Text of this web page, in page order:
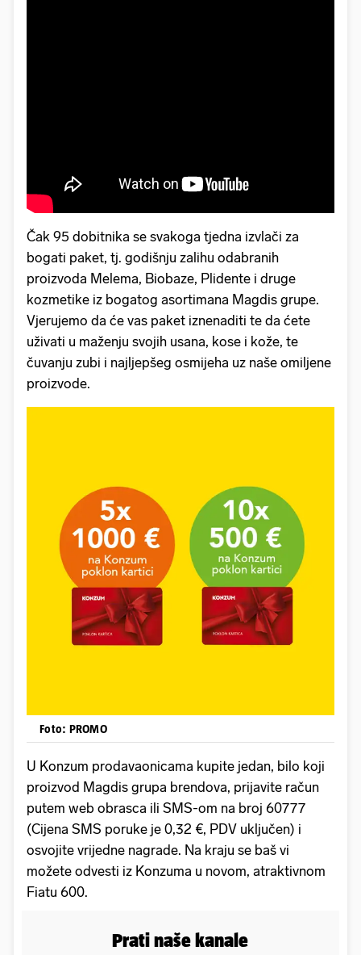
Čak 95 dobitnika se svakoga tjedna izvlači za
bogati paket, tj. godišnju zalihu odabranih
proizvoda Melema, Biobaze, Plidente i druge
kozmetike iz bogatog asortimana Magdis grupe.
Vjerujemo da će vas paket iznenaditi te da ćete
uživati u maženju svojih usana, kose i kože, te
čuvanju zubi i najljepšeg osmijeha uz naše omiljene
proizvode.
Foto: PROMO
U Konzum prodavaonicama kupite jedan, bilo koji
proizvod Magdis grupa brendova, prijavite račun
putem web obrasca ili SMS-om na broj 60777
(Cijena SMS poruke je 0,32 €, PDV uključen) i
osvojite vrijedne nagrade. Na kraju se baš vi
možete odvesti iz Konzuma u novom, atraktivnom
Fiatu 600.
Prati naše kanale